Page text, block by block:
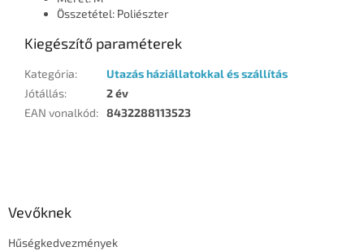
Összetétel: Poliészter
Kiegészítő paraméterek
Kategória:
Utazás háziállatokkal és szállítás
Jótállás:
2 év
EAN vonalkód: 8432288113523
Vevőknek
Hűségkedvezmények